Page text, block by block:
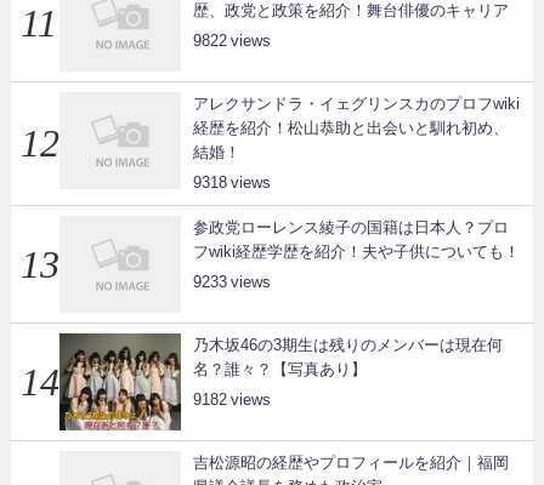
歴、政党と政策を紹介！舞台俳優のキャリア
9822
アレクサンドラ・イェグリンスカのプロフwiki
経歴を紹介！松山恭助と出会いと馴れ初め、
結婚！
9318
参政党ローレンス綾子の国籍は日本人？プロ
フwiki経歴学歴を紹介！夫や子供についても！
9233
乃木坂46の3期生は残りのメンバーは現在何
名？誰々？【写真あり】
9182
吉松源昭の経歴やプロフィールを紹介｜福岡